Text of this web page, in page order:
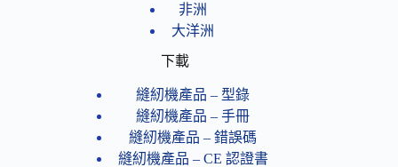
非洲
大洋洲
下載
縫紉機產品 – 型錄
縫紉機產品 – 手冊
縫紉機產品 – 錯誤碼
縫紉機產品 – CE 認證書